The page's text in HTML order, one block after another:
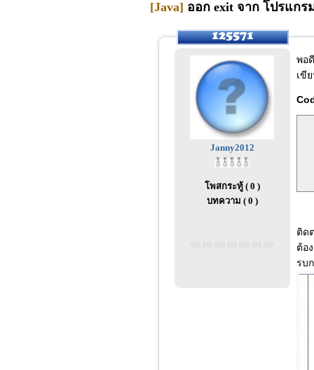
[Java] ออก exit จาก โปรแกร
Janny2012
โพสกระทู้ ( 0 )
บทความ ( 0 )
พอ
เขี
ติด
ต้อ
รบ